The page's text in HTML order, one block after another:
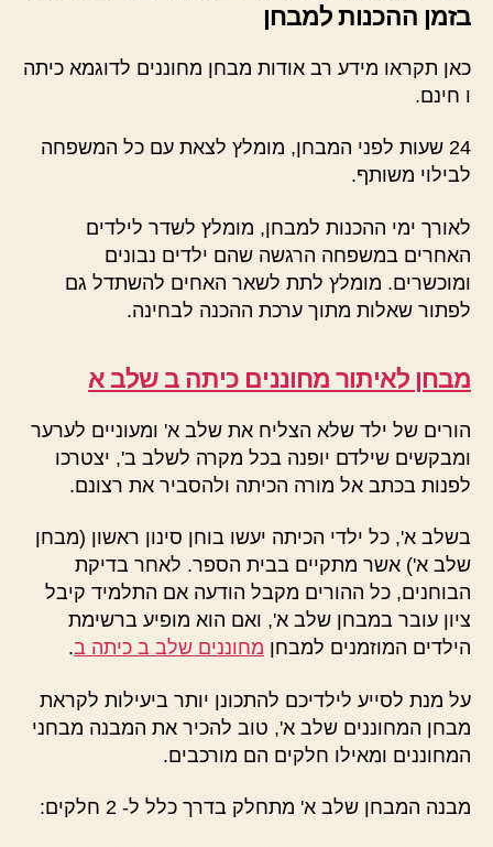
בזמן ההכנות למבחן
כאן תקראו מידע רב אודות מבחן מחוננים לדוגמא כיתה
ו חינם.
24 שעות לפני המבחן, מומלץ לצאת עם כל המשפחה
לבילוי משותף.
לאורך ימי ההכנות למבחן, מומלץ לשדר לילדים
האחרים במשפחה הרגשה שהם ילדים נבונים
ומוכשרים. מומלץ לתת לשאר האחים להשתדל גם
לפתור שאלות מתוך ערכת ההכנה לבחינה.
מבחן לאיתור מחוננים כיתה ב שלב א
הורים של ילד שלא הצליח את שלב א' ומעוניים לערער
ומבקשים שילדם יופנה בכל מקרה לשלב ב', יצטרכו
לפנות בכתב אל מורה הכיתה ולהסביר את רצונם.
בשלב א', כל ילדי הכיתה יעשו בוחן סינון ראשון (מבחן
שלב א') אשר מתקיים בבית הספר. לאחר בדיקת
הבוחנים, כל ההורים מקבל הודעה אם התלמיד קיבל
ציון עובר במבחן שלב א', ואם הוא מופיע ברשימת
הילדים המוזמנים למבחן מחוננים שלב ב כיתה ב.
על מנת לסייע לילדיכם להתכונן יותר ביעילות לקראת
מבחן המחוננים שלב א', טוב להכיר את המבנה מבחני
המחוננים ומאילו חלקים הם מורכבים.
מבנה המבחן שלב א' מתחלק בדרך כלל ל- 2 חלקים: